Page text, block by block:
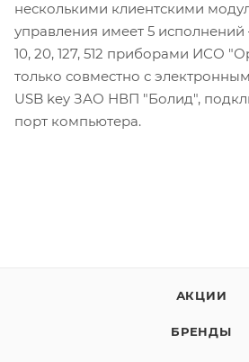
несколькими клиентскими
управления имеет 5
10, 20, 127, 512 приборами ИСО
только совместно с
USB key ЗАО НВП "Болид",
порт компьютера.
АКЦИИ
БРЕНДЫ